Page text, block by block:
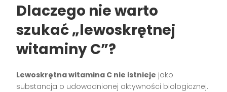
Dlaczego nie warto
szukać „lewoskrętnej
witaminy C”?
Lewoskrętna witamina C nie istnieje jako
substancja o udowodnionej aktywności biologicznej.